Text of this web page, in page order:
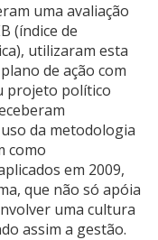
uma avaliação
(índice de
utilizaram esta
de ação com
projeto político
da metodologia
como
em 2009,
que não só apóia
uma cultura
assim a gestão.